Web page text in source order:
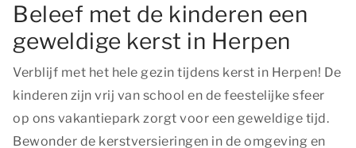
Beleef met de kinderen een
geweldige kerst in Herpen
Verblijf met het hele gezin tijdens kerst in Herpen! De
kinderen zijn vrij van school en de feestelijke sfeer
op ons vakantiepark zorgt voor een geweldige tijd.
Bewonder de kerstversieringen in de omgeving en